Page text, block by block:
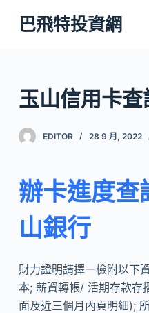
跳
至
內
容
巴飛特投資網
玉山信用卡查
EDITOR 28 9 月, 2022
辦卡進度查
山銀行
財力證明請擇一檢附以下
本; 薪資轉帳/ 活期存款存
面及近三個月內頁明細);